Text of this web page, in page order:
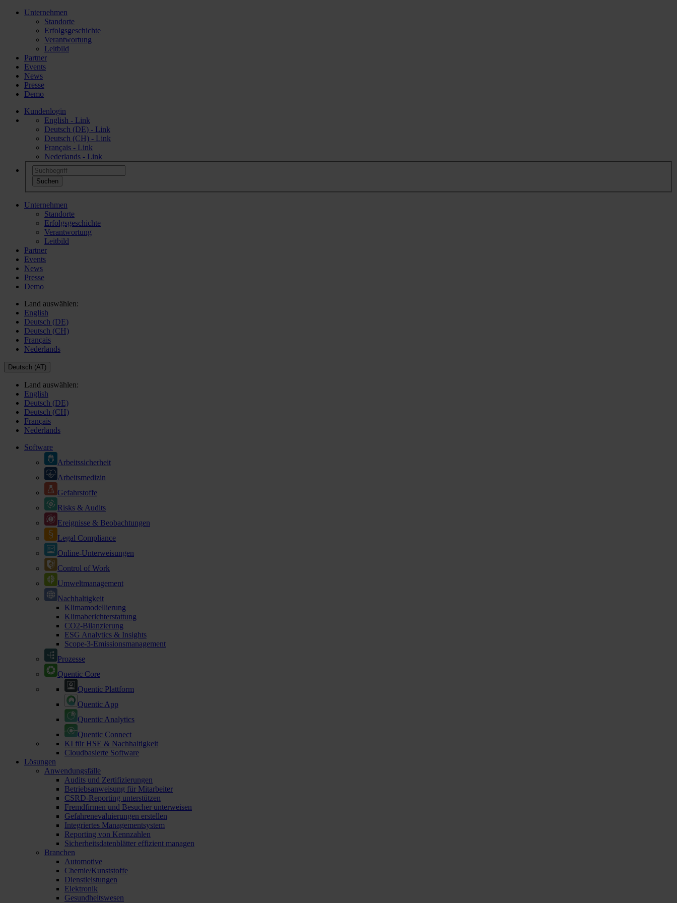
Unternehmen
Standorte
Erfolgsgeschichte
Verantwortung
Leitbild
Partner
Events
News
Presse
Demo
Kundenlogin
English - Link
Deutsch (DE) - Link
Deutsch (CH) - Link
Français - Link
Nederlands - Link
Unternehmen
Standorte
Erfolgsgeschichte
Verantwortung
Leitbild
Partner
Events
News
Presse
Demo
Land auswählen:
English
Deutsch (DE)
Deutsch (CH)
Français
Nederlands
Deutsch (AT)
Land auswählen:
English
Deutsch (DE)
Deutsch (CH)
Français
Nederlands
Software
Arbeitssicherheit
Arbeitsmedizin
Gefahrstoffe
Risks & Audits
Ereignisse & Beobachtungen
Legal Compliance
Online-Unterweisungen
Control of Work
Umweltmanagement
Nachhaltigkeit
Klimamodellierung
Klimaberichterstattung
CO2-Bilanzierung
ESG Analytics & Insights
Scope-3-Emissionsmanagement
Prozesse
Quentic Core
Quentic Plattform
Quentic App
Quentic Analytics
Quentic Connect
KI für HSE & Nachhaltigkeit
Cloudbasierte Software
Lösungen
Anwendungsfälle
Audits und Zertifizierungen
Betriebsanweisung für Mitarbeiter
CSRD-Reporting unterstützen
Fremdfirmen und Besucher unterweisen
Gefahrenevaluierungen erstellen
Integriertes Managementsystem
Reporting von Kennzahlen
Sicherheitsdatenblätter effizient managen
Branchen
Automotive
Chemie/Kunststoffe
Dienstleistungen
Elektronik
Gesundheitswesen